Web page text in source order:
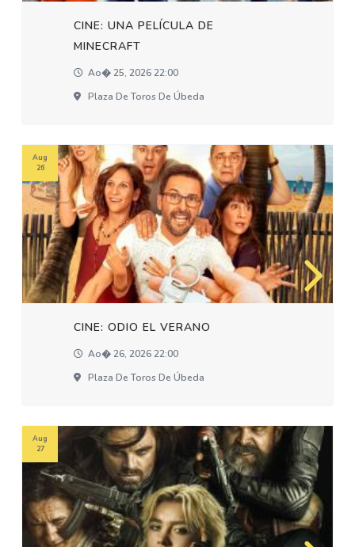
CINE: UNA PELÍCULA DE
MINECRAFT
Ao� 25, 2026 22:00
Plaza De Toros De Úbeda
CINE: ODIO EL VERANO
Ao� 26, 2026 22:00
Plaza De Toros De Úbeda
Aug
26
Aug
27